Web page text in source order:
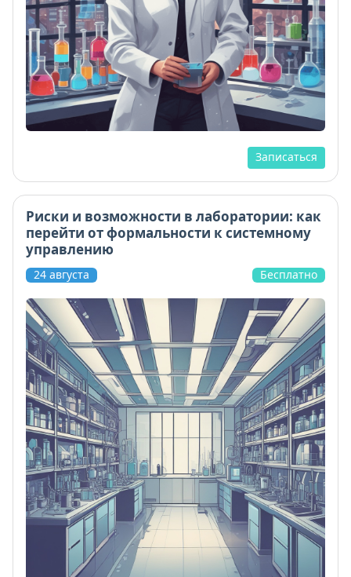
Записаться
Риски и возможности в лаборатории: как
перейти от формальности к системному
управлению
24 августа Бесплатно